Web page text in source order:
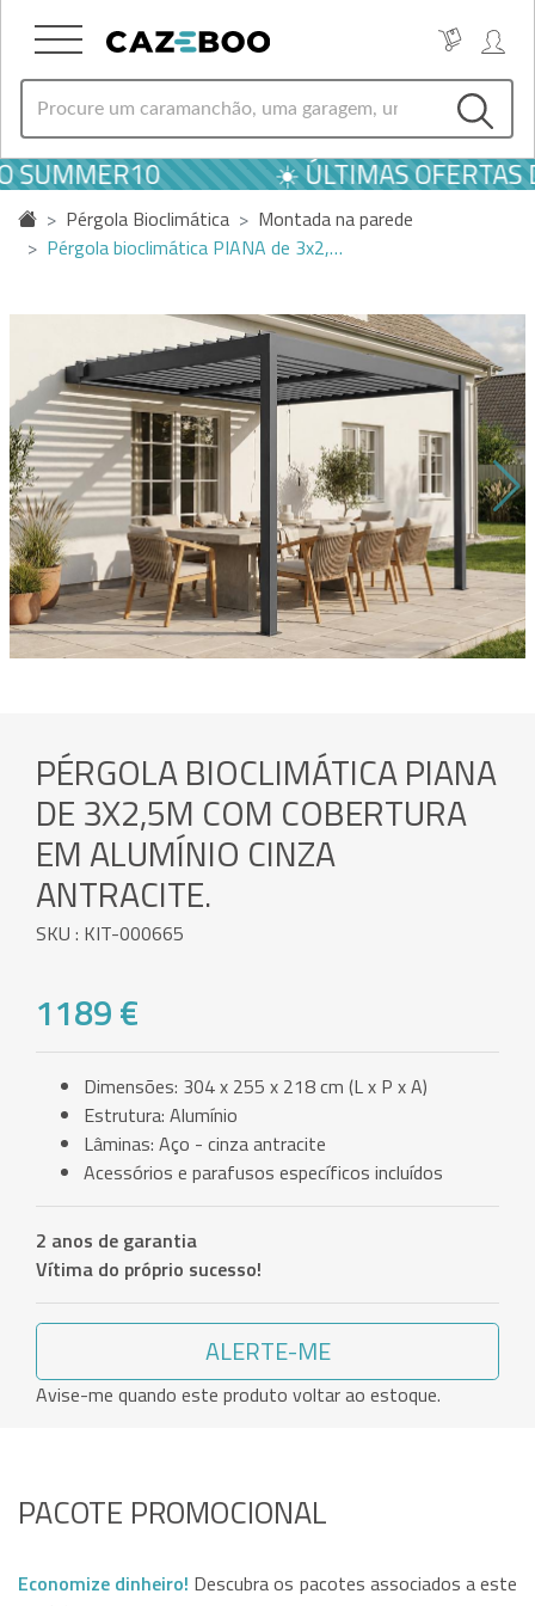
☀️ ÚLTIMAS OFERTAS
Pérgola Bioclimática
Montada na parede
Pérgola bioclimática PIANA de 3x2,…
PÉRGOLA BIOCLIMÁTICA PIANA
DE 3X2,5M COM COBERTURA
EM ALUMÍNIO CINZA
ANTRACITE.
SKU : KIT-000665
1189 €
Dimensões: 304 x 255 x 218 cm (L x P x A)
Estrutura: Alumínio
Lâminas: Aço - cinza antracite
Acessórios e parafusos específicos incluídos
2 anos de garantia
Vítima do próprio sucesso!
ALERTE-ME
Avise-me quando este produto voltar ao estoque.
PACOTE PROMOCIONAL
Economize dinheiro! Descubra os pacotes associados a este